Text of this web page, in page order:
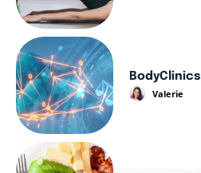
BodyClinics
Valerie